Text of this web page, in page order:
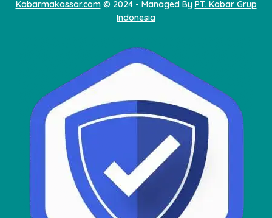
Kabarmakassar.com© 2024 - Managed By PT. Kabar Grup
Indonesia